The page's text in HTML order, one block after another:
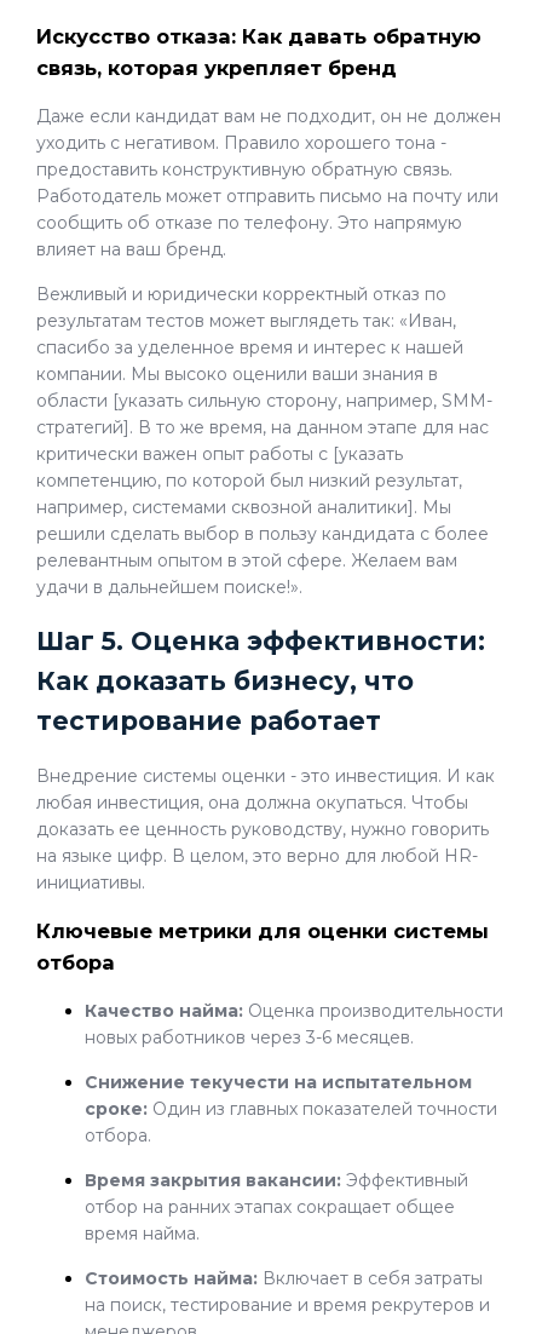
Искусство отказа: Как давать обратную
связь, которая укрепляет бренд
Даже если кандидат вам не подходит, он не должен
уходить с негативом. Правило хорошего тона -
предоставить конструктивную обратную связь.
Работодатель может отправить письмо на почту или
сообщить об отказе по телефону. Это напрямую
влияет на ваш бренд.
Вежливый и юридически корректный отказ по
результатам тестов может выглядеть так: «Иван,
спасибо за уделенное время и интерес к нашей
компании. Мы высоко оценили ваши знания в
области [указать сильную сторону, например, SMM-
стратегий]. В то же время, на данном этапе для нас
критически важен опыт работы с [указать
компетенцию, по которой был низкий результат,
например, системами сквозной аналитики]. Мы
решили сделать выбор в пользу кандидата с более
релевантным опытом в этой сфере. Желаем вам
удачи в дальнейшем поиске!».
Шаг 5. Оценка эффективности:
Как доказать бизнесу, что
тестирование работает
Внедрение системы оценки - это инвестиция. И как
любая инвестиция, она должна окупаться. Чтобы
доказать ее ценность руководству, нужно говорить
на языке цифр. В целом, это верно для любой HR-
инициативы.
Ключевые метрики для оценки системы
отбора
Качество найма: Оценка производительности
новых работников через 3-6 месяцев.
Снижение текучести на испытательном
сроке: Один из главных показателей точности
отбора.
Время закрытия вакансии:Эффективный
отбор на ранних этапах сокращает общее
время найма.
Стоимость найма:Включает в себя затраты
на поиск, тестирование и время рекрутеров и